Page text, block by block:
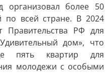
более 50
по всей стране. В 2024
Правительства РФ для
дом», что
пять квартир для
молодежи с особыми